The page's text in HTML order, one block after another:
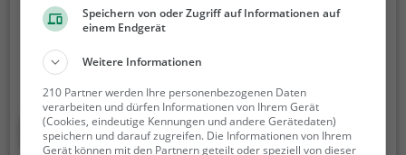
Von Baum zu Baum über Drahtseile balancieren,
schwankende Holzbrücken bezwingen oder durch
Holzrohre den Weg zur nächsten Plattform nehmen.
Jede der über 60 Stationen in unserem Kletterwald
ist eine besondere Herausforderung. In 6 Parcours in
Höhen zwischen 4 und 10 Metern kann jeder seinen
Mut und seine Geschicklichkeit erproben. Immer gut
Mehr erfahren
Speichern von oder Zugriff auf Informationen auf
einem Endgerät
Weitere Informationen
210 Partner werden Ihre personenbezogenen Daten
verarbeiten und dürfen Informationen von Ihrem Gerät
(Cookies, eindeutige Kennungen und andere Gerätedaten)
speichern und darauf zugreifen. Die Informationen von Ihrem
Gerät können mit den Partnern geteilt oder speziell von dieser